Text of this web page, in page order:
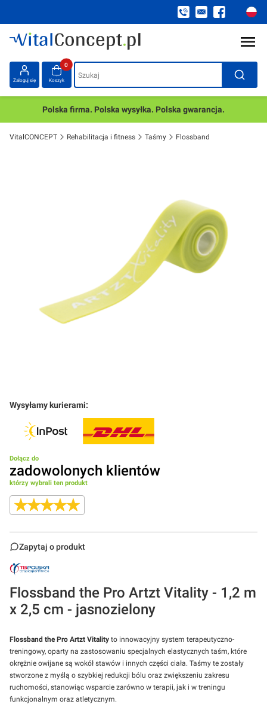
Zaloguj się
Produkty w koszyku: 0. Zobacz szczegóły
Koszyk Szukaj
Polska firma. Polska wysyłka. Polska gwarancja.
VitalCONCEPT Rehabilitacja i fitness Taśmy Flossband
Wysyłamy kurierami:
Dołącz do
zadowolonych klientów
którzy wybrali ten produkt
Zapytaj o produkt
Flossband the Pro Artzt Vitality - 1,2 m
x 2,5 cm - jasnozielony
Flossband the Pro Artzt Vitality to innowacyjny system terapeutyczno-
treningowy, oparty na zastosowaniu specjalnych elastycznych taśm, które
okrężnie owijane są wokół stawów i innych części ciała. Taśmy te zostały
stworzone z myślą o szybkiej redukcji bólu oraz zwiększeniu zakresu
ruchomości, stanowiąc wsparcie zarówno w terapii, jak i w treningu
funkcjonalnym oraz atletycznym.